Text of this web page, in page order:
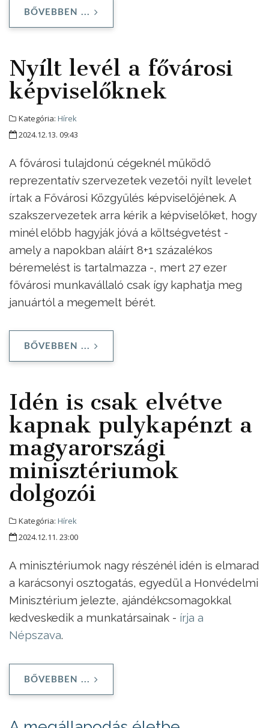
BŐVEBBEN ...
Nyílt levél a fővárosi
képviselőknek
Kategória: Hírek
2024.12.13. 09:43
A fővárosi tulajdonú cégeknél működő
reprezentatív szervezetek vezetői nyílt levelet
írtak a Fővárosi Közgyűlés képviselőjének. A
szakszervezetek arra kérik a képviselőket, hogy
minél előbb hagyják jóvá a költségvetést -
amely a napokban aláírt 8+1 százalékos
béremelést is tartalmazza -, mert 27 ezer
fővárosi munkavállaló csak így kaphatja meg
januártól a megemelt bérét.
BŐVEBBEN ...
Idén is csak elvétve
kapnak pulykapénzt a
magyarországi
minisztériumok
dolgozói
Kategória: Hírek
2024.12.11. 23:00
A minisztériumok nagy részénél idén is elmarad
a karácsonyi osztogatás, egyedül a Honvédelmi
Minisztérium jelezte, ajándékcsomagokkal
kedveskedik a munkatársainak - írja a
Népszava.
BŐVEBBEN ...